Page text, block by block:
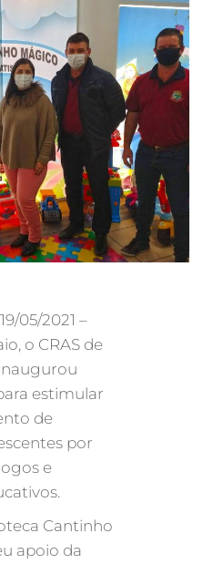
05/2021 –
o CRAS de
estimular
de
por
e
Cantinho
apoio da